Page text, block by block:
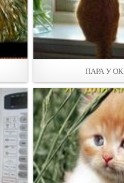
ПАРА У